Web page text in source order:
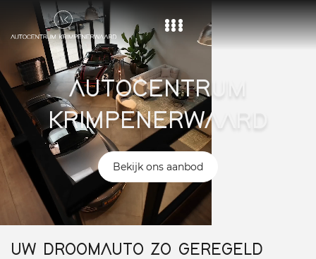
Home
Aanbod
Diensten
Over ons
Vacature
Contact
AUTOCENTRUM
KRIMPENERWAARD
Bekijk ons aanbod
UW DROOMAUTO ZO GEREGELD